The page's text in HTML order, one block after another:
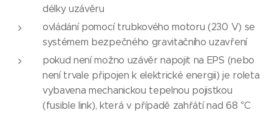
délky uzávěru
ovládání pomocí trubkového motoru (230 V) se
systémem bezpečného gravitačního uzavření
pokud není možno uzávěr napojit na EPS (nebo
není trvale připojen k elektrické energii) je roleta
vybavena mechanickou tepelnou pojistkou
(fusible link), která v případě zahřátí nad 68 °C